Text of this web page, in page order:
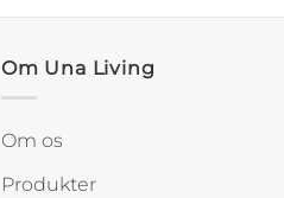
Om Una Living
Om os
Produkter